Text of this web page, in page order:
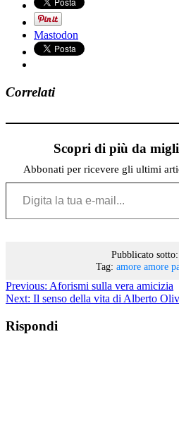
Mastodon
Correlati
Scopri di più da
Abbonati per ricevere gli ultimi
Digita la tua e-mail...
Pubblicato sotto:
Tag: amore amore
Previous: Aforismi sulla vera amicizia
Next: Il senso della vita di Alberto
Rispondi